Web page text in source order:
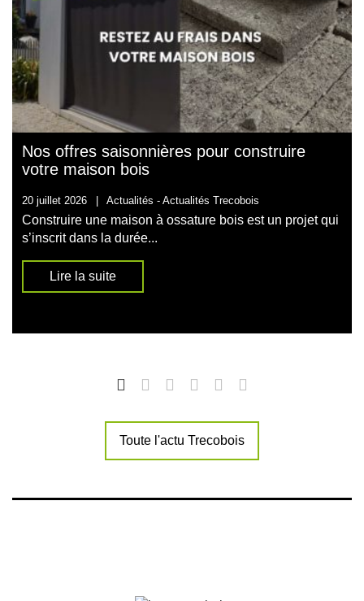
Nos offres saisonnières pour construire
votre maison bois
20 juillet 2026 | Actualités - Actualités Trecobois
Construire une maison à ossature bois est un projet qui
s’inscrit dans la durée...
Lire la suite
Toute l'actu Trecobois